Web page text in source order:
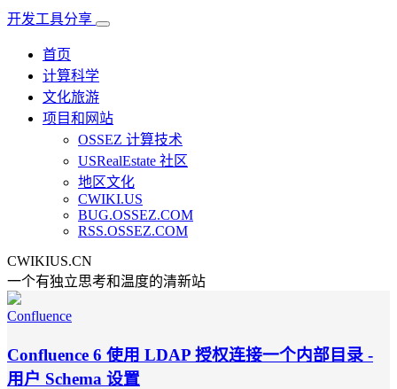
开发工具分享
首页
计算科学
文化旅游
项目和网站
OSSEZ 计算技术
USRealEstate 社区
地区文化
CWIKI.US
BUG.OSSEZ.COM
RSS.OSSEZ.COM
CWIKIUS.CN
一个有独立思考和温度的清新站
Confluence
Confluence 6 使用 LDAP 授权连接一个内部目录 -
用户 Schema 设置